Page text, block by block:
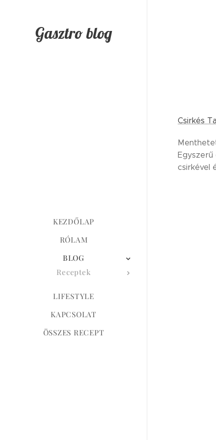
Gasztro blog
KEZDŐLAP
RÓLAM
BLOG
Receptek
LIFESTYLE
KAPCSOLAT
ÖSSZES RECEPT
Csirkés
Egyszerű
csirkével